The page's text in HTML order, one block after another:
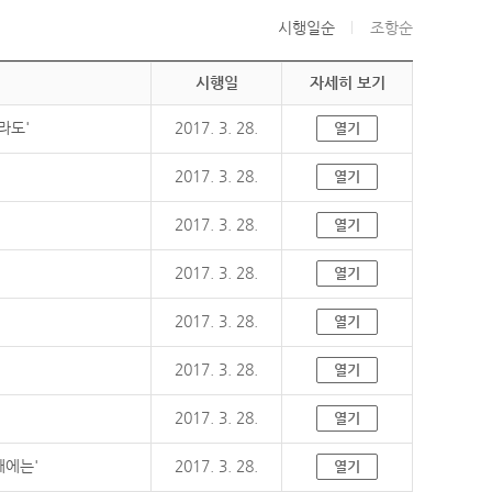
시행일순 조항순
시행일 자세히 보기
도' 2017. 3. 28. 열기
2017. 3. 28. 열기
2017. 3. 28. 열기
2017. 3. 28. 열기
2017. 3. 28. 열기
2017. 3. 28. 열기
2017. 3. 28. 열기
에는' 2017. 3. 28. 열기